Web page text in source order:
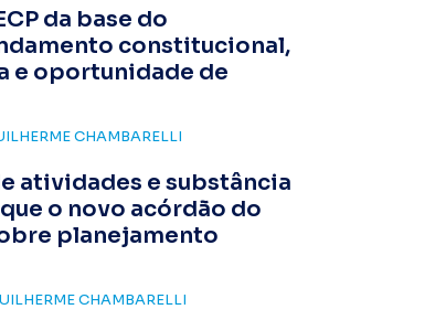
da base do
constitucional,
e oportunidade de
CHAMBARELLI
atividades e substância
o novo acórdão do
planejamento
CHAMBARELLI